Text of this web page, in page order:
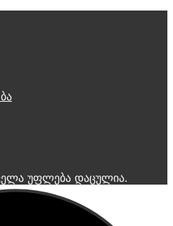
უფლება დაცულია.